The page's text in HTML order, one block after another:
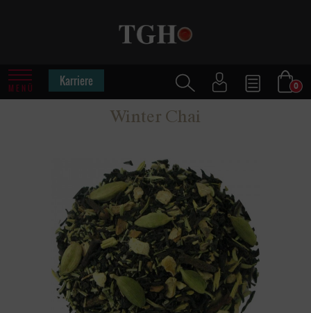
MENÜ Karriere 0
Winter Chai